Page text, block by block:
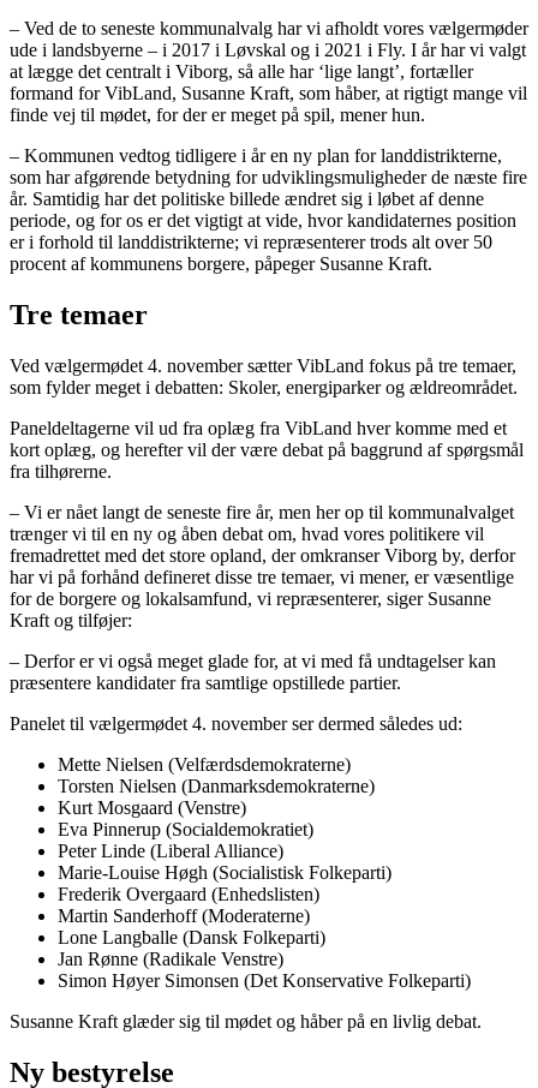
– Ved de to seneste kommunalvalg har vi afholdt vores vælgermøder
ude i landsbyerne – i 2017 i Løvskal og i 2021 i Fly. I år har vi valgt
at lægge det centralt i Viborg, så alle har ‘lige langt’, fortæller
formand for VibLand, Susanne Kraft, som håber, at rigtigt mange vil
finde vej til mødet, for der er meget på spil, mener hun.
– Kommunen vedtog tidligere i år en ny plan for landdistrikterne,
som har afgørende betydning for udviklingsmuligheder de næste fire
år. Samtidig har det politiske billede ændret sig i løbet af denne
periode, og for os er det vigtigt at vide, hvor kandidaternes position
er i forhold til landdistrikterne; vi repræsenterer trods alt over 50
procent af kommunens borgere, påpeger Susanne Kraft.
Tre temaer
Ved vælgermødet 4. november sætter VibLand fokus på tre temaer,
som fylder meget i debatten: Skoler, energiparker og ældreområdet.
Paneldeltagerne vil ud fra oplæg fra VibLand hver komme med et
kort oplæg, og herefter vil der være debat på baggrund af spørgsmål
fra tilhørerne.
– Vi er nået langt de seneste fire år, men her op til kommunalvalget
trænger vi til en ny og åben debat om, hvad vores politikere vil
fremadrettet med det store opland, der omkranser Viborg by, derfor
har vi på forhånd defineret disse tre temaer, vi mener, er væsentlige
for de borgere og lokalsamfund, vi repræsenterer, siger Susanne
Kraft og tilføjer:
– Derfor er vi også meget glade for, at vi med få undtagelser kan
præsentere kandidater fra samtlige opstillede partier.
Panelet til vælgermødet 4. november ser dermed således ud:
Mette Nielsen (Velfærdsdemokraterne)
Torsten Nielsen (Danmarksdemokraterne)
Kurt Mosgaard (Venstre)
Eva Pinnerup (Socialdemokratiet)
Peter Linde (Liberal Alliance)
Marie-Louise Høgh (Socialistisk Folkeparti)
Frederik Overgaard (Enhedslisten)
Martin Sanderhoff (Moderaterne)
Lone Langballe (Dansk Folkeparti)
Jan Rønne (Radikale Venstre)
Simon Høyer Simonsen (Det Konservative Folkeparti)
Susanne Kraft glæder sig til mødet og håber på en livlig debat.
Ny bestyrelse